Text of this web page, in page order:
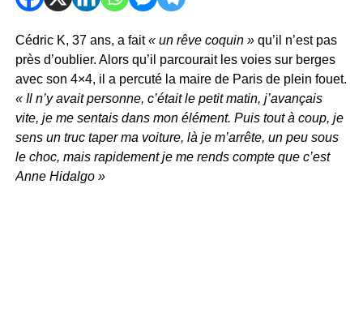
Cédric K, 37 ans, a fait« un rêve coquin »qu’il n’est pas
près d’oublier. Alors qu’il parcourait les voies sur berges
avec son 4×4, il a percuté la maire de Paris de plein fouet.
« Il n’y avait personne, c’était le petit matin, j’avançais
vite, je me sentais dans mon élément. Puis tout à coup, je
sens un truc taper ma voiture, là je m’arrête, un peu sous
le choc, mais rapidement je me rends compte que c’est
Anne Hidalgo »